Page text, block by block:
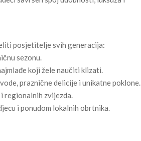
posjetitelje svih generacija:
sezonu.
koji žele naučiti klizati.
praznične delicije i unikatne poklone.
regionalnih zvijezda.
i ponudom lokalnih obrtnika.